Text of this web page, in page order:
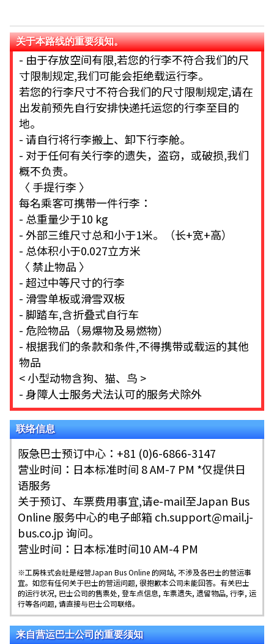
关于本路线的重要须知。
- 由于存放空间有限,若您的行李不符合我们的尺
寸限制规定,我们可能会拒绝载运行李。
若您的行李尺寸不符合我们的尺寸限制规定,请在
出发前预先自行安排快递托运您的行李至目的
地。
- 请自行将行李搬上、卸下行李舱。
- 对于任何有关行李的遗失，盗窃，或破损,我们
概不负责。
〈 手提行李 〉
每名乘客可携带一件行李：
- 总重量少于10 kg
- 外部三维尺寸总和小于1米。（长+宽+高）
- 总体积小于0.027立方米
〈 禁止物品 〉
- 超过中等尺寸的行李
- 滑雪单板或滑雪双板
- 脚踏车,含折叠式自行车
- 危险物品（易爆物及易燃物）
- 根据我们的条款和条件,不得携带或载运的其他
物品
< 小型动物含狗、猫、鸟 >
- 身障人士服务犬法认可的服务犬除外
联络信息
阪急巴士预订中心：+81 (0)6-6866-3147
营业时间：日本标准时间 8 AM-7 PM *仅提供日
语服务
关于预订、车票费用事宜,请e-mail至Japan Bus
Online 服务中心的电子邮箱 ch.support@mail.j-
bus.co.jp 询问。
营业时间：日本标准时间10 AM-4 PM
※工房株式会社是经营Japan Bus Online 的网站, 不涉及各巴士的营运事
宜。如您有任何关于巴士的营运问题, 很抱歉本公司未能回答。有关巴士
的运行状况, 巴士公司的售票处, 登车点信息, 车票遗失, 遗留物品, 行李, 运
行等各问题, 请直接与巴士公司联络。
来自营运巴士公司的重要须知